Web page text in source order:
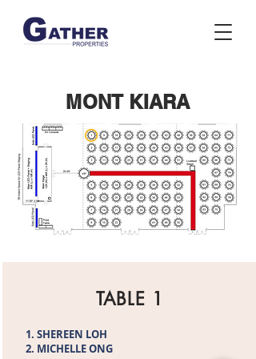
MONT KIARA
TABLE 1
SHEREEN LOH
MICHELLE ONG